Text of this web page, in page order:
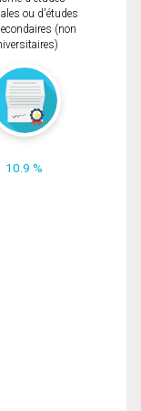
ou d'études
(non
10.9 %